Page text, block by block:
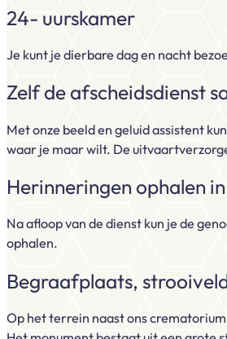
24- uurskamer
Je kunt je dierbare dag en nacht
Zelf de afscheidsdienst
Met onze beeld en geluid assistent
waar je maar wilt. De
Herinneringen ophalen
Na afloop van de dienst kun je de
ophalen.
Begraafplaats,
Op het terrein naast ons